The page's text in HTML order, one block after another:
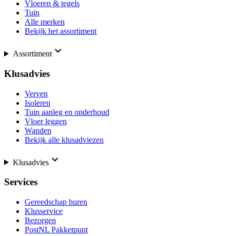
Vloeren & tegels
Tuin
Alle merken
Bekijk het assortiment
Assortiment
Klusadvies
Verven
Isoleren
Tuin aanleg en onderhoud
Vloer leggen
Wanden
Bekijk alle klusadviezen
Klusadvies
Services
Gereedschap huren
Klusservice
Bezorgen
PostNL Pakketpunt